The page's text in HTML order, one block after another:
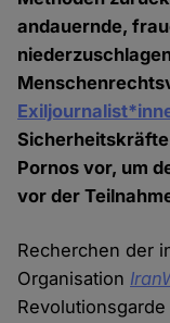
andauernde,
Pornos vor, um
vor der
Recherchen der
Organisation